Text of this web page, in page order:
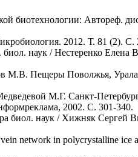
биотехнологии: Автореф.
2012. Т. 81 (2). С.
наук / Нестеренко Елена
Пещеры Поволжья, Урала
М.Г. Санкт-
2002. С. 301-340.
биол. наук / Хижняк Сергей
network in polycrystalline ice